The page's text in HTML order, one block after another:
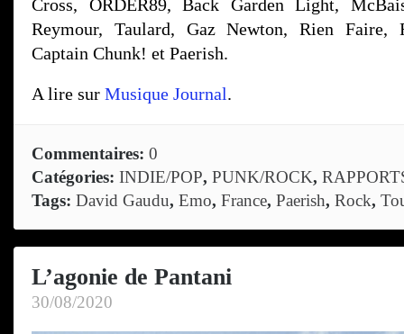
Cross, ORDER89, Back Garden Light,
Reymour, Taulard, Gaz Newton, Rien Faire,
Captain Chunk! et Paerish.
A lire sur Musique Journal.
Commentaires: 0
Catégories: INDIE/POP, PUNK/ROCK,
Tags: David Gaudu, Emo, France, Paerish, Rock,
L’agonie de Pantani
30/08/2020